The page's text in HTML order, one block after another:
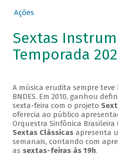
Ações
Sextas
Temporada
A música erudita sempre
BNDES. Em 2010, ganhou
sexta-feira com o projeto
oferecia ao público
Orquestra Sinfônica Brasileira
Sextas Clássicasapresenta
semanais, contando com
as sextas-feiras às 19h.